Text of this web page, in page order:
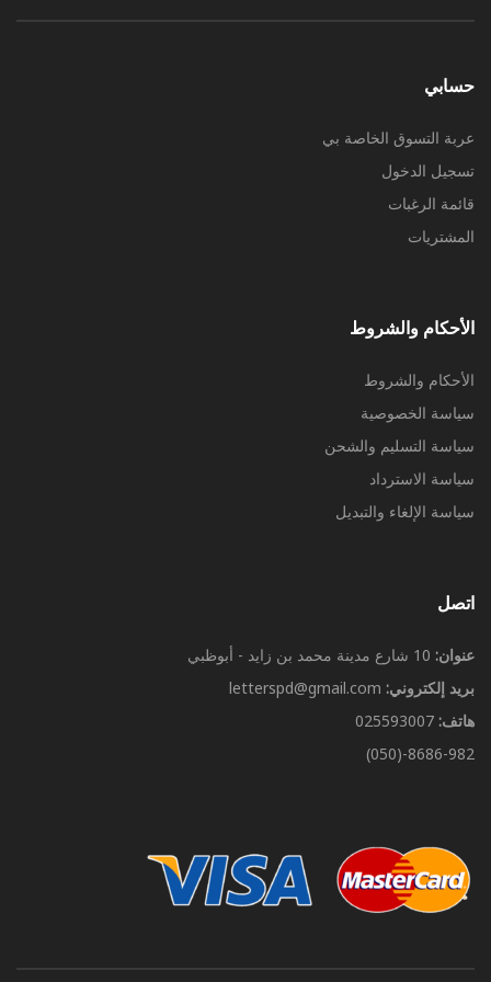
حسابي
عربة التسوق الخاصة بي
تسجيل الدخول
قائمة الرغبات
المشتريات
الأحكام والشروط
الأحكام والشروط
سياسة الخصوصية
سياسة التسليم والشحن
سياسة الاسترداد
سياسة الإلغاء والتبديل
اتصل
عنوان: 10 شارع مدينة محمد بن زايد - أبوظبي
بريد إلكتروني: letterspd@gmail.com
هاتف: 025593007
8686-982-(050)